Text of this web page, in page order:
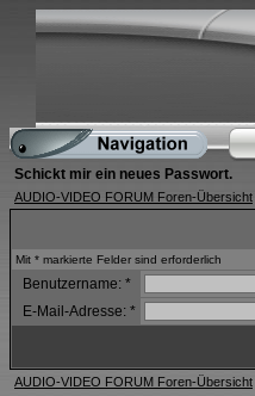
Schickt mir ein neues Passwort.
AUDIO-VIDEO FORUM Foren-Übersicht
Mit * markierte Felder sind erforderlich
Benutzername: *
E-Mail-Adresse: *
AUDIO-VIDEO FORUM Foren-Übersicht